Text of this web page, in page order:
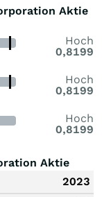
Aktie
Hoch
0,8199
Hoch
0,8199
Hoch
0,8199
Aktie
2023